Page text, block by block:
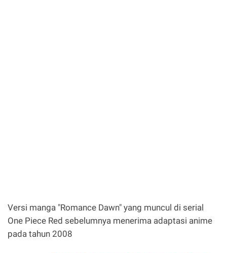
Versi manga "Romance Dawn" yang muncul di serial
One Piece Red sebelumnya menerima adaptasi anime
pada tahun 2008